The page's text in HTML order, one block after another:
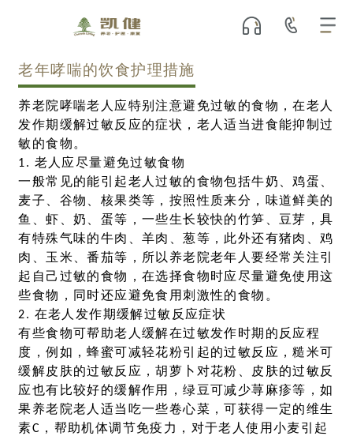
老年哮喘的饮食护理措施
养老院哮喘老人应特别注意避免过敏的食物，在老人
发作期缓解过敏反应的症状，老人适当进食能抑制过
敏的食物。
1. 老人应尽量避免过敏食物
一般常见的能引起老人过敏的食物包括牛奶、鸡蛋、
麦子、谷物、核果类等，按照性质来分，味道鲜美的
鱼、虾、奶、蛋等，一些生长较快的竹笋、豆芽，具
有特殊气味的牛肉、羊肉、葱等，此外还有猪肉、鸡
肉、玉米、番茄等，所以养老院老年人要经常关注引
起自己过敏的食物，在选择食物时应尽量避免使用这
些食物，同时还应避免食用刺激性的食物。
2. 在老人发作期缓解过敏反应症状
有些食物可帮助老人缓解在过敏发作时期的反应程
度，例如，蜂蜜可减轻花粉引起的过敏反应，糙米可
缓解皮肤的过敏反应，胡萝卜对花粉、皮肤的过敏反
应也有比较好的缓解作用，绿豆可减少荨麻疹等，如
果养老院老人适当吃一些卷心菜，可获得一定的维生
素C，帮助机体调节免疫力，对于老人使用小麦引起